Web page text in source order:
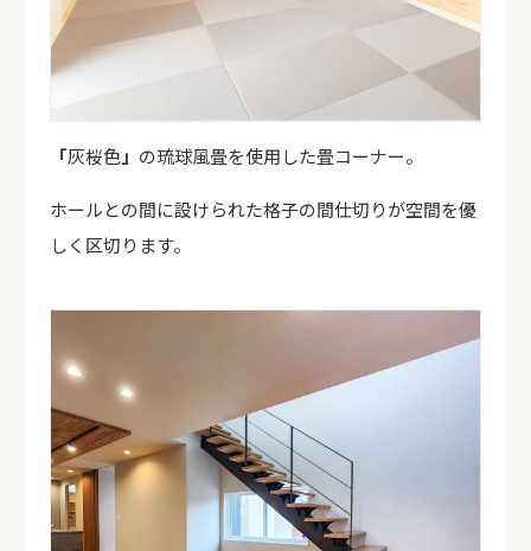
「灰桜色」 の琉球風畳を使用した畳コーナー。
ホールとの間に設けられた格子の間仕切りが空間を優
しく区切ります。